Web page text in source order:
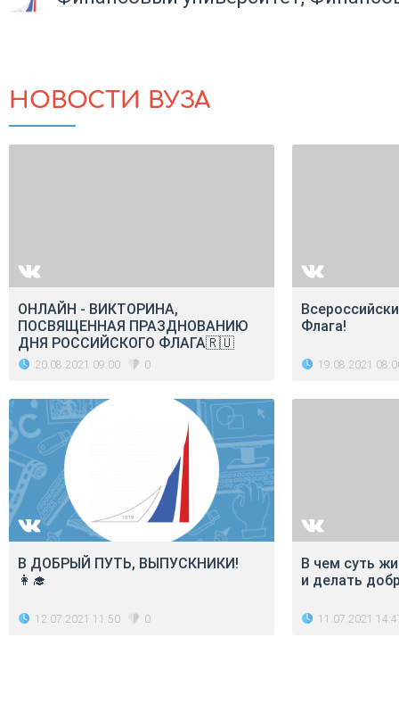
НОВОСТИ ВУЗА
ОНЛАЙН - ВИКТОРИНА,
ПОСВЯЩЕННАЯ ПРАЗДНОВАНИЮ
ДНЯ РОССИЙСКОГО ФЛАГА🇷🇺
20.08.2021 09:00 0
Флага!
19.08.2021
В ДОБРЫЙ ПУТЬ, ВЫПУСКНИКИ!
👩‍🎓
12.07.2021 11:50 0
В чем суть
и делать
11.07.2021